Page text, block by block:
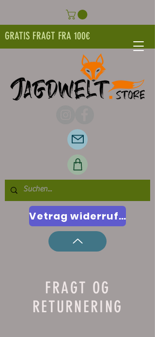
GRATIS FRAGT FRA 100€
Vetrag widerrufen
FRAGT OG
RETURNERING